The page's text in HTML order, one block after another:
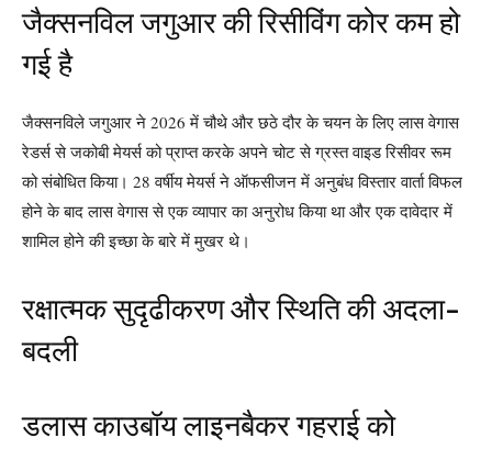
जैक्सनविल जगुआर की रिसीविंग कोर कम हो
गई है
जैक्सनविले जगुआर ने 2026 में चौथे और छठे दौर के चयन के लिए लास वेगास
रेडर्स से जकोबी मेयर्स को प्राप्त करके अपने चोट से ग्रस्त वाइड रिसीवर रूम
को संबोधित किया। 28 वर्षीय मेयर्स ने ऑफसीजन में अनुबंध विस्तार वार्ता विफल
होने के बाद लास वेगास से एक व्यापार का अनुरोध किया था और एक दावेदार में
शामिल होने की इच्छा के बारे में मुखर थे।
रक्षात्मक सुदृढीकरण और स्थिति की अदला-
बदली
डलास काउबॉय लाइनबैकर गहराई को